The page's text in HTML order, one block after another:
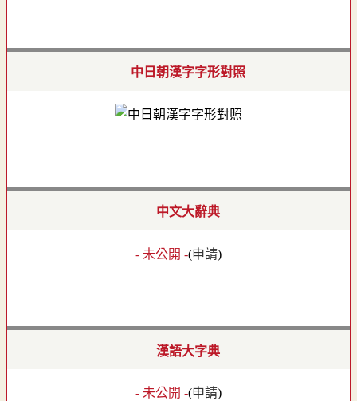
中日朝漢字字形對照
中文大辭典
- 未公開 -(申請)
漢語大字典
- 未公開 -(申請)